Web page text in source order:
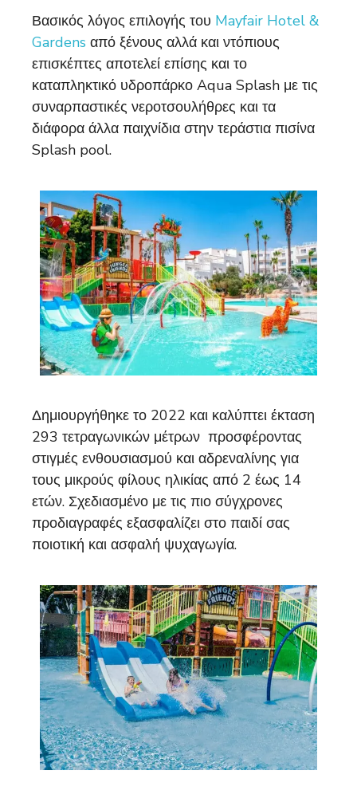
Βασικός λόγος επιλογής του Mayfair Hotel &
Gardens από ξένους αλλά και ντόπιους
επισκέπτες αποτελεί επίσης και το
καταπληκτικό υδροπάρκο Aqua Splash με τις
συναρπαστικές νεροτσουλήθρες και τα
διάφορα άλλα παιχνίδια στην τεράστια πισίνα
Splash pool.
Δημιουργήθηκε το 2022 και καλύπτει έκταση
293 τετραγωνικών μέτρων προσφέροντας
στιγμές ενθουσιασμού και αδρεναλίνης για
τους μικρούς φίλους ηλικίας από 2 έως 14
ετών. Σχεδιασμένο με τις πιο σύγχρονες
προδιαγραφές εξασφαλίζει στο παιδί σας
ποιοτική και ασφαλή ψυχαγωγία.